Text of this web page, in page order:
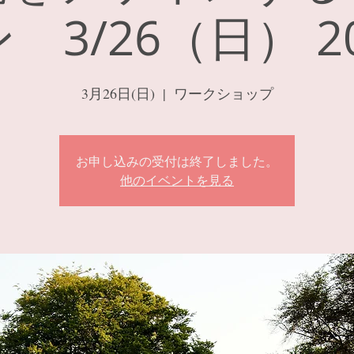
3/26（日）
3月26日(日)
  |
ワークショップ
お申し込みの受付は終了しました。
他のイベントを見る